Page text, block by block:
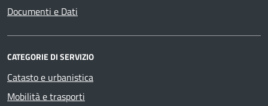
Documenti e Dati
CATEGORIE DI SERVIZIO
Catasto e urbanistica
Mobilità e trasporti